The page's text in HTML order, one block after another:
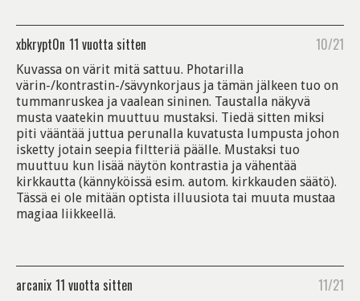
xbkrypt0n 11 vuotta sitten 10/21
Kuvassa on värit mitä sattuu. Photarilla
värin-/kontrastin-/sävynkorjaus ja tämän jälkeen tuo on
tummanruskea ja vaalean sininen. Taustalla näkyvä
musta vaatekin muuttuu mustaksi. Tiedä sitten miksi
piti vääntää juttua perunalla kuvatusta lumpusta johon
isketty jotain seepia filtteriä päälle. Mustaksi tuo
muuttuu kun lisää näytön kontrastia ja vähentää
kirkkautta (kännyköissä esim. autom. kirkkauden säätö).
Tässä ei ole mitään optista illuusiota tai muuta mustaa
magiaa liikkeellä.
arcanix 11 vuotta sitten 11/21